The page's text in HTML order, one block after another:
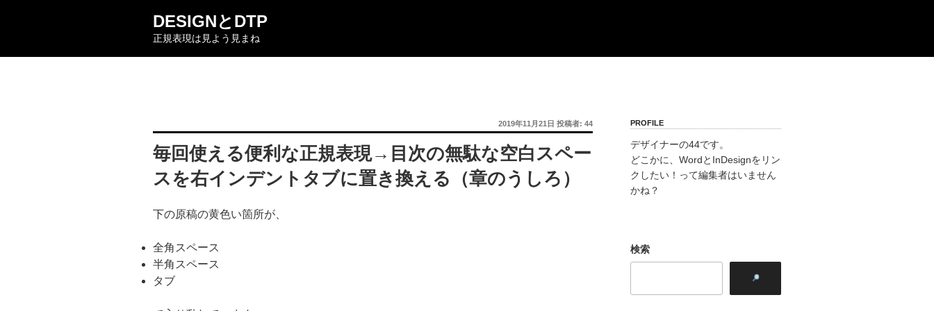
ン
DESIGNとDTP
正規表現は見よう見まね
投
稿
日:
2019年11月21日 投稿者: 44
毎回使える便利な正規表現→目次の無駄な空白スペー
スを右インデントタブに置き換える（章のうしろ）
下の原稿の黄色い箇所が、
全角スペース
半角スペース
タブ
PROFILE
デザイナーの44です。
どこかに、WordとInDesignをリン
クしたい！って編集者はいません
かね？
検索